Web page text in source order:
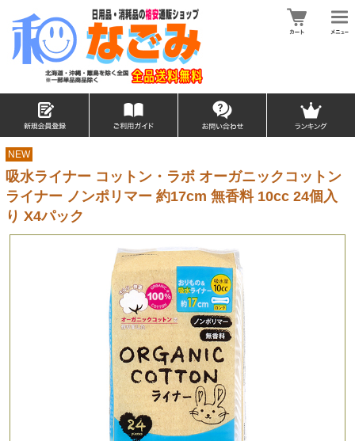
NEW
吸水ライナー コットン・ラボ オーガニックコットン
ライナー ノンポリマー 約17cm 無香料 10cc 24個入
り X4パック